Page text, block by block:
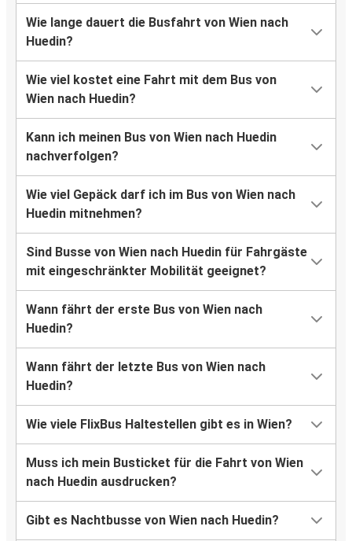
Wie lange dauert die Busfahrt von Wien nach
Huedin?
Wie viel kostet eine Fahrt mit dem Bus von
Wien nach Huedin?
Kann ich meinen Bus von Wien nach Huedin
nachverfolgen?
Wie viel Gepäck darf ich im Bus von Wien nach
Huedin mitnehmen?
Sind Busse von Wien nach Huedin für Fahrgäste
mit eingeschränkter Mobilität geeignet?
Wann fährt der erste Bus von Wien nach
Huedin?
Wann fährt der letzte Bus von Wien nach
Huedin?
Wie viele FlixBus Haltestellen gibt es in Wien?
Muss ich mein Busticket für die Fahrt von Wien
nach Huedin ausdrucken?
Gibt es Nachtbusse von Wien nach Huedin?